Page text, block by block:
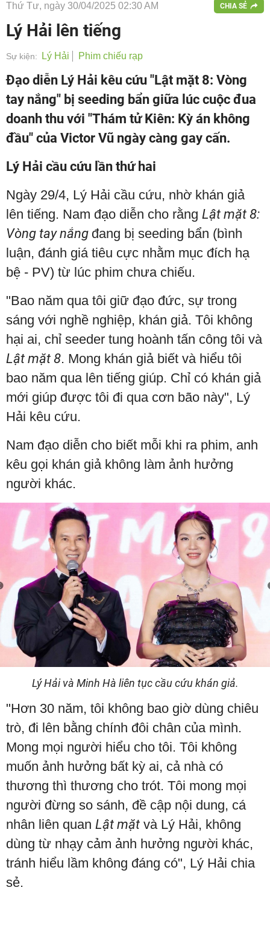
Thứ Tư, ngày 30/04/2025 02:30 AM CHIA SẺ
Lý Hải lên tiếng
Sự kiện: Lý Hải Phim chiếu rạp
Đạo diễn Lý Hải kêu cứu "Lật mặt 8: Vòng
tay nắng" bị seeding bẩn giữa lúc cuộc đua
doanh thu với "Thám tử Kiên: Kỳ án không
đầu" của Victor Vũ ngày càng gay cấn.
Lý Hải cầu cứu lần thứ hai
Ngày 29/4, Lý Hải cầu cứu, nhờ khán giả
lên tiếng. Nam đạo diễn cho rằng Lật mặt 8:
Vòng tay nắng đang bị seeding bẩn (bình
luận, đánh giá tiêu cực nhằm mục đích hạ
bệ - PV) từ lúc phim chưa chiếu.
"Bao năm qua tôi giữ đạo đức, sự trong
sáng với nghề nghiệp, khán giả. Tôi không
hại ai, chỉ seeder tung hoành tấn công tôi và
Lật mặt 8. Mong khán giả biết và hiểu tôi
bao năm qua lên tiếng giúp. Chỉ có khán giả
mới giúp được tôi đi qua cơn bão này", Lý
Hải kêu cứu.
Nam đạo diễn cho biết mỗi khi ra phim, anh
kêu gọi khán giả không làm ảnh hưởng
người khác.
Lý Hải và Minh Hà liên tục cầu cứu khán giả.
"Hơn 30 năm, tôi không bao giờ dùng chiêu
trò, đi lên bằng chính đôi chân của mình.
Mong mọi người hiểu cho tôi. Tôi không
muốn ảnh hưởng bất kỳ ai, cả nhà có
thương thì thương cho trót. Tôi mong mọi
người đừng so sánh, đề cập nội dung, cá
nhân liên quan Lật mặt và Lý Hải, không
dùng từ nhạy cảm ảnh hưởng người khác,
tránh hiểu lầm không đáng có", Lý Hải chia
sẻ.